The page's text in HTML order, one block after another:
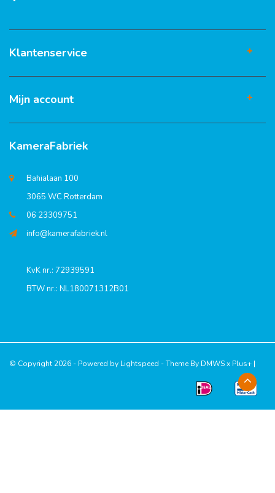
Klantenservice
Mijn account
KameraFabriek
Bahialaan 100
3065 WC Rotterdam
06 23309751
info@kamerafabriek.nl
KvK nr.: 72939591
BTW nr.: NL180071312B01
© Copyright 2026 - Powered by Lightspeed - Theme By DMWSx Plus+ |